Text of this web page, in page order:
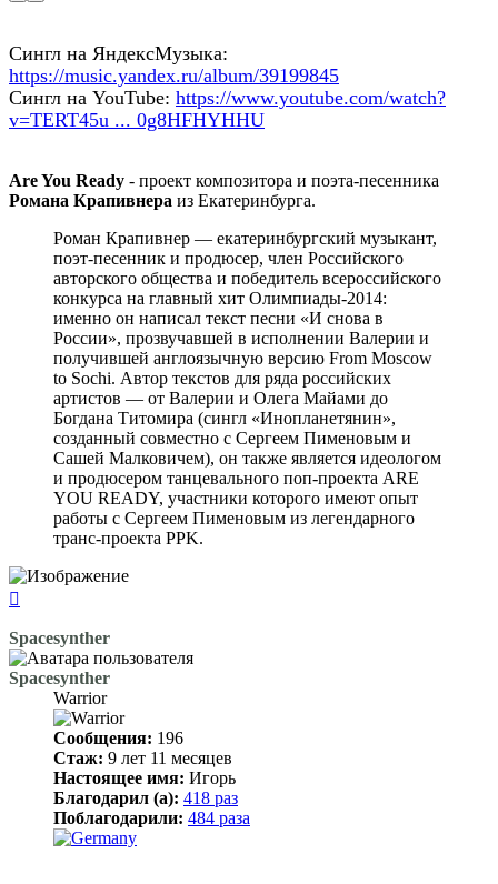
Сингл на ЯндексМузыка:
https://music.yandex.ru/album/39199845
Сингл на YouTube: https://www.youtube.com/watch?
v=TERT45u ... 0g8HFHYHHU
Are You Ready - проект композитора и поэта-песенника
Романа Крапивнера из Екатеринбурга.
Роман Крапивнер — екатеринбургский музыкант,
поэт-песенник и продюсер, член Российского
авторского общества и победитель всероссийского
конкурса на главный хит Олимпиады-2014:
именно он написал текст песни «И снова в
России», прозвучавшей в исполнении Валерии и
получившей англоязычную версию From Moscow
to Sochi. Автор текстов для ряда российских
артистов — от Валерии и Олега Майами до
Богдана Титомира (сингл «Инопланетянин»,
созданный совместно с Сергеем Пименовым и
Сашей Малковичем), он также является идеологом
и продюсером танцевального поп-проекта ARE
YOU READY, участники которого имеют опыт
работы с Сергеем Пименовым из легендарного
транс-проекта PPK.
началу
Spacesynther
Spacesynther
Warrior
Сообщения: 196
Стаж: 9 лет 11 месяцев
Настоящее имя: Игорь
Благодарил (а): 418 раз
Поблагодарили: 484 раза